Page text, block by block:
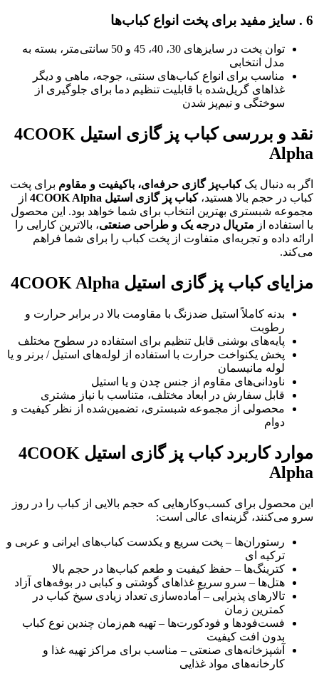
6
. سایز مفید برای پخت انواع کباب‌ها
توان پخت در سایزهای 30، 40، 45 و 50 سانتی‌متر، بسته به
مدل انتخابی
مناسب برای انواع کباب‌های سنتی، جوجه، ماهی و دیگر
غذاهای گریل‌شده با قابلیت تنظیم دما برای جلوگیری از
سوختگی و نیم‌پز شدن
نقد و بررسی کباب پز گازی استیل 4COOK
Alpha
اگر به دنبال یککباب‌پز گازی حرفه‌ای، باکیفیت و مقاوم برای پخت
کباب در حجم بالا هستید،کباب پز گازی استیل 4COOK Alpha از
مجموعه شبستری بهترین انتخاب برای شما خواهد بود. این محصول
با استفاده از متریال درجه یک و طراحی صنعتی، بالاترین کارایی را
ارائه داده و تجربه‌ای متفاوت از پخت کباب را برای شما فراهم
می‌کند.
مزایای کباب پز گازی استیل 4COOK Alpha
بدنه کاملاً استیل ضدزنگ با مقاومت بالا در برابر حرارت و
رطوبت
پایه‌های بوشنی قابل تنظیم برای استفاده در سطوح مختلف
پخش یکنواخت حرارت با استفاده از لوله‌های استیل / برنر و یا
لوله مانیسمان
ناودانی‌های مقاوم از جنس چدن و یا استیل
قابل سفارش در ابعاد مختلف، متناسب با نیاز مشتری
محصولی از مجموعه شبستری، تضمین‌شده از نظر کیفیت و
دوام
موارد کاربرد کباب پز گازی استیل 4COOK
Alpha
این محصول برای کسب‌وکارهایی که حجم بالایی از کباب را در روز
سرو می‌کنند، گزینه‌ای عالی است:
رستوران‌ها – پخت سریع و یکدست کباب‌های ایرانی و عربی و
ترکیه ای
کترینگ‌ها – حفظ کیفیت و طعم کباب‌ها در حجم بالا
هتل‌ها – سرو سریع غذاهای گوشتی و کبابی در بوفه‌های آزاد
تالارهای پذیرایی – آماده‌سازی تعداد زیادی سیخ کباب در
کمترین زمان
فست‌فودها و فودکورت‌ها – تهیه هم‌زمان چندین نوع کباب
بدون افت کیفیت
آشپزخانه‌های صنعتی – مناسب برای مراکز تهیه غذا و
کارخانه‌های مواد غذایی